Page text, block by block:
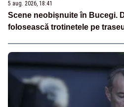
5 aug. 2026, 18:41
Scene neobișnuite în Bucegi.
folosească trotinetele pe